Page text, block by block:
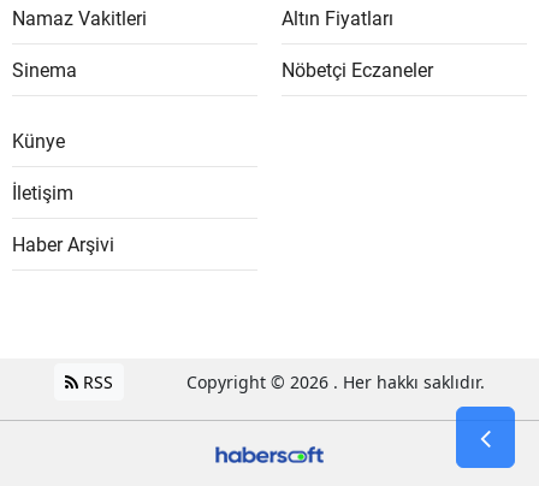
Namaz Vakitleri
Sinema
Altın Fiyatları
Nöbetçi Eczaneler
Künye
İletişim
Haber Arşivi
RSS Copyright © 2026 . Her hakkı saklıdır.